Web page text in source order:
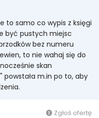
to samo co wypis z księgi
być pustych miejsc
bez numeru
to nie wahaj się do
skan
powstała m.in po to, aby
Zgłoś ofertę